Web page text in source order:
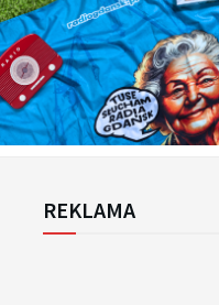
REKLAMA